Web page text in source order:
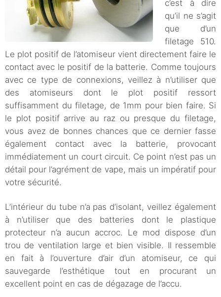
c’est à dire
qu’il ne s’agit
que d’un
filetage 510.
Le plot positif de l’atomiseur vient directement faire le
contact avec le positif de la batterie. Comme toujours
avec ce type de connexions, veillez à n’utiliser que
des atomiseurs dont le plot positif ressort
suffisamment du filetage, de 1mm pour bien faire. Si
le plot positif arrive au raz ou presque du filetage,
vous avez de bonnes chances que ce dernier fasse
également contact avec la batterie, provocant
immédiatement un court circuit. Ce point n’est pas un
détail pour l’agrément de vape, mais un impératif pour
votre sécurité.
L’intérieur du tube n’a pas d’isolant, veillez également
à n’utiliser que des batteries dont le plastique
protecteur n’a aucun accroc. Le mod dispose d’un
trou de ventilation large et bien visible. Il ressemble
en fait à l’ouverture d’air d’un atomiseur, ce qui
sauvegarde l’esthétique tout en procurant un
excellent point en cas de dégazage de l’accu.